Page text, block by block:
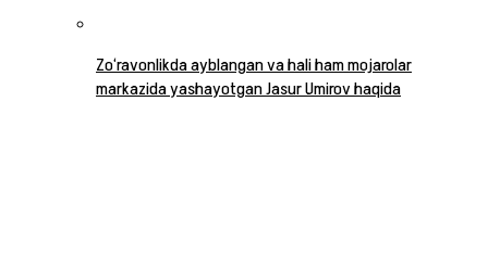
Zo‘ravonlikda ayblangan va hali ham mojarolar
markazida yashayotgan Jasur Umirov haqida